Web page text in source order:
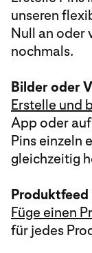
unseren
Null an oder
nochmals.
Bilder oder
Erstelle und
App oder
Pins einzeln
gleichzeitig
Produktfeed
Füge einen
für jedes